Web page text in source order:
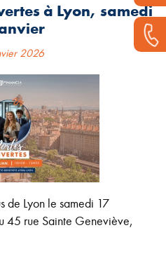
à Lyon, samedi
2026
de Lyon le samedi 17
45 rue Sainte Geneviève,